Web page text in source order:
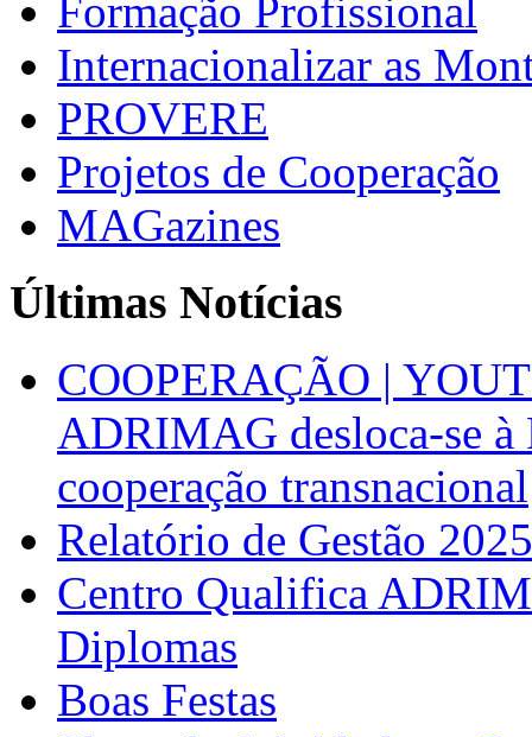
Formação Profissional
Internacionalizar as
PROVERE
Projetos de Cooperação
MAGazines
Últimas Notícias
COOPERAÇÃO |
ADRIMAG desloca-se
cooperação transnacional
Relatório de Gestão 2025
Centro Qualifica
Diplomas
Boas Festas